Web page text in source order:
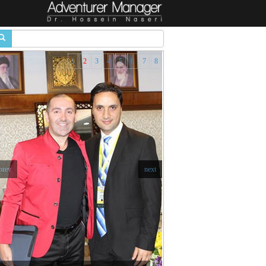
next
1 2 3 4 5 6 7 8